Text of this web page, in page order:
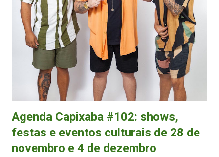
inédita, o Coro Jovem Vale Música vai levar ao palco uma proposta
cênica que dialoga com o contexto cultural e musical vivenciado pelo
sambista Cartola (1908-1980), no final da primeira metade do século
XX. O célebre compositor da Estação Primeira de Mangueira é um...
Agenda Capixaba #102: shows,
festas e eventos culturais de 28 de
novembro e 4 de dezembro